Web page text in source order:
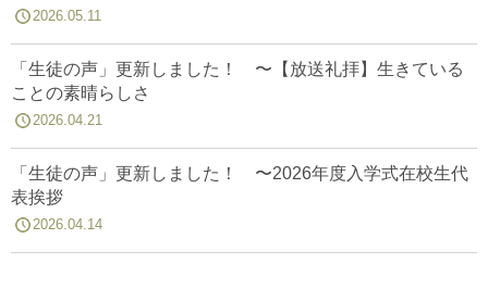
2026.05.11
「生徒の声」更新しました！ 〜【放送礼拝】生きている
ことの素晴らしさ
2026.04.21
「生徒の声」更新しました！ 〜2026年度入学式在校生代
表挨拶
2026.04.14